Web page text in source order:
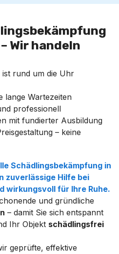
Wir handeln
rund um die Uhr
lange Wartezeiten
professionell
mit fundierter Ausbildung
– keine
Schädlingsbekämpfung in
zuverlässige Hilfe bei
wirkungsvoll für Ihre Ruhe.
und gründliche
– damit Sie sich entspannt
Ihr Objekt schädlingsfrei
geprüfte, effektive